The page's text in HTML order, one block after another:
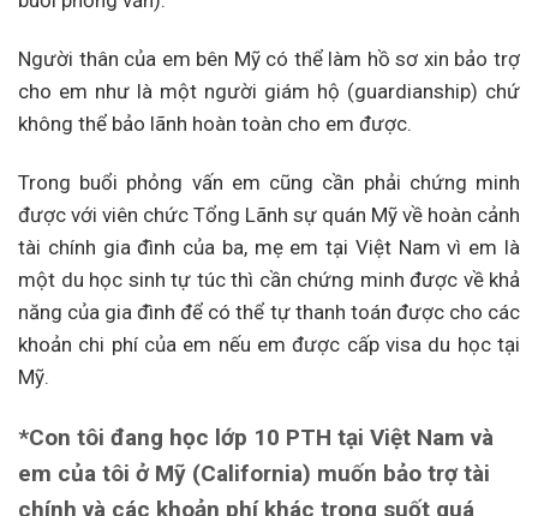
Người thân của em bên Mỹ có thể làm hồ sơ xin bảo trợ
cho em như là một người giám hộ (guardianship) chứ
không thể bảo lãnh hoàn toàn cho em được.
Trong buổi phỏng vấn em cũng cần phải chứng minh
được với viên chức Tổng Lãnh sự quán Mỹ về hoàn cảnh
tài chính gia đình của ba, mẹ em tại Việt Nam vì em là
một du học sinh tự túc thì cần chứng minh được về khả
năng của gia đình để có thể tự thanh toán được cho các
khoản chi phí của em nếu em được cấp visa du học tại
Mỹ.
*Con tôi đang học lớp 10 PTH tại Việt Nam và
em của tôi ở Mỹ (California) muốn bảo trợ tài
chính và các khoản phí khác trong suốt quá